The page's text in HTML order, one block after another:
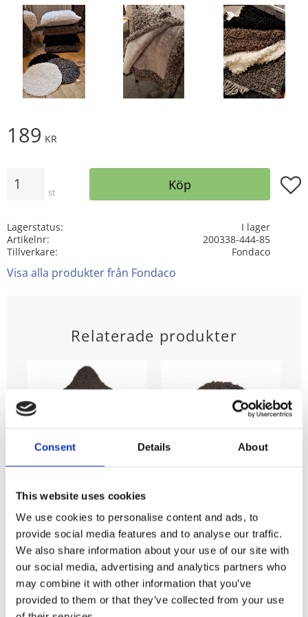
Consent Details About
This website uses cookies
We use cookies to personalise content and ads, to
provide social media features and to analyse our traffic.
We also share information about your use of our site with
our social media, advertising and analytics partners who
may combine it with other information that you’ve
provided to them or that they’ve collected from your use
189 KR
st Köp
Lagerstatus
I lager
Artikelnr
200338-444-85
Tillverkare
Fondaco
Visa alla produkter från Fondaco
Relaterade produkter
Fäll LUDDE, grå
Fällen LUDDE, här i
grått, ser ut som
en fårskinnsfäll
men är av 100%
polyester. Tvätt
30°
379KR
Lägg till i favoriter
KÖP
grå
Stl. Diam. 40 cm.
Sittdyna LUDDE,
ser ut som fårskinn
men är 100%
polyester. Tvätt
30°. Finns även
som fäll och i två
färger, grå och
offwhite.
135KR
Lägg
KÖP